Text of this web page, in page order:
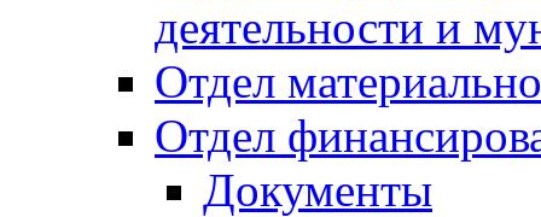
деятельности и
Отдел
Отдел
Документы